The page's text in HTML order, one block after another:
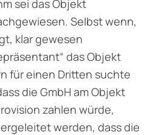
sei das Objekt
Selbst wenn,
klar gewesen
das Objekt
für einen Dritten suchte
die GmbH am Objekt
zahlen würde,
werden, dass die